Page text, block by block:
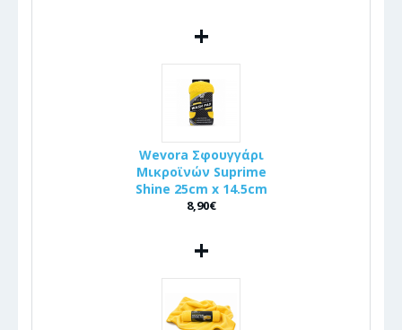
+
Wevora Σφουγγάρι
Μικροϊνών Suprime
Shine 25cm x 14.5cm
8,90€
+